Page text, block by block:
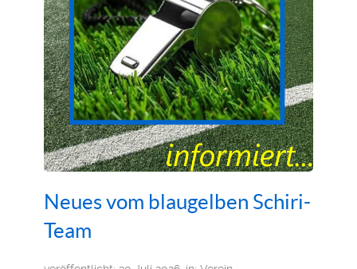
Neues vom blaugelben Schiri-
Team